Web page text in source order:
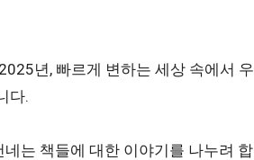
년, 빠르게 변하는 세상 속에서 우
다.
는 책들에 대한 이야기를 나누려 합